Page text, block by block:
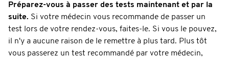
Préparez-vous à passer des tests maintenant et par la
suite. Si votre médecin vous recommande de passer un
test lors de votre rendez-vous, faites-le. Si vous le pouvez,
il n'y a aucune raison de le remettre à plus tard. Plus tôt
vous passerez un test recommandé par votre médecin,